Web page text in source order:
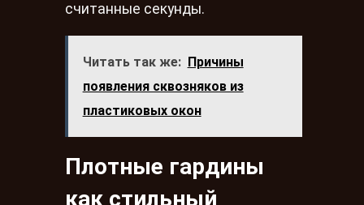
считанные секунды.
Читать так же:
Причины
появления сквозняков из
пластиковых окон
Плотные гардины
как стильный